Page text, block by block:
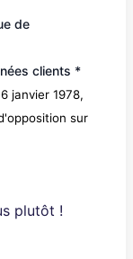
de
clients *
janvier 1978,
sur
plutôt !